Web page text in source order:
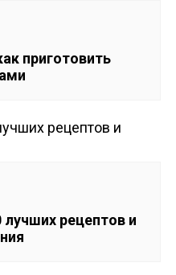
приготовить
лучших рецептов и